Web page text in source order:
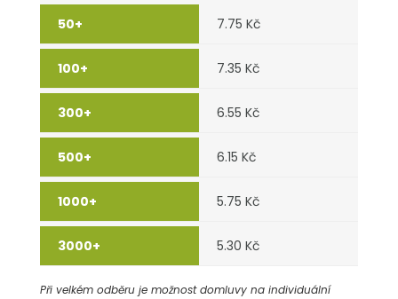
7.75 Kč
7.35 Kč
6.55 Kč
6.15 Kč
5.75 Kč
5.30 Kč
Při velkém odběru je možnost domluvy na individuální